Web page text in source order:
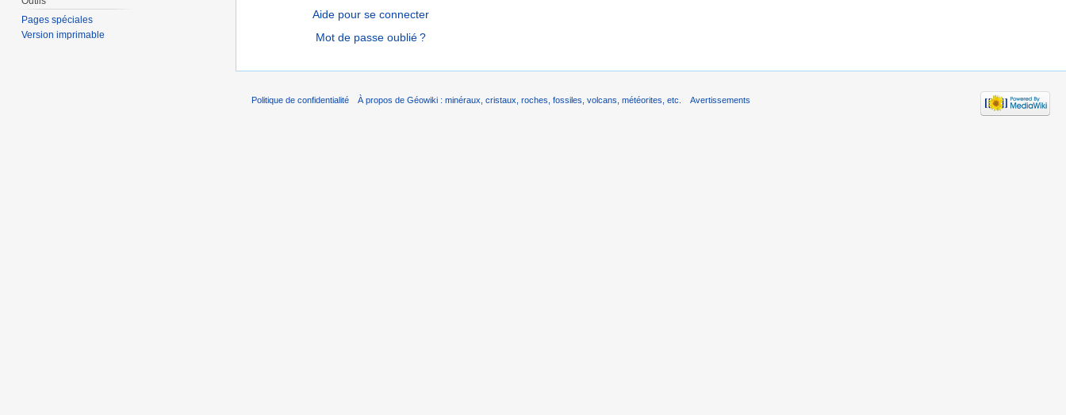
Aide pour se connecter
Mot de passe oublié ?
Pages spéciales
Version imprimable
Politique de confidentialité À propos de Géowiki : minéraux, cristaux, roches, fossiles, volcans, météorites, etc. Avertissements